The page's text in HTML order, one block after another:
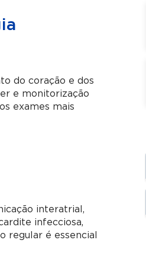
do coração e dos
e monitorização
exames mais
interatrial,
infecciosa,
regular é essencial